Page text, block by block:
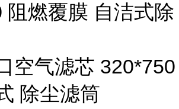
阻燃覆膜 自洁式除
空气滤芯 320*750
除尘滤筒